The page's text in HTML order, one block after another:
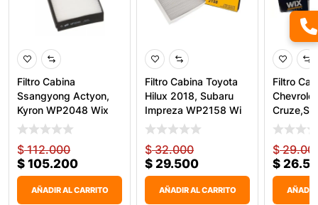
Filtro Cabina
Ssangyong Actyon,
Kyron WP2048 Wix
$112.000
$ 105.200
AÑADIR AL CARRITO
Filtro Cabina Toyota
Hilux 2018, Subaru
Impreza WP2158 Wi
$32.000
$ 29.500
AÑADIR AL CARRITO
Filtro
WP9356
$
$
AÑADIR